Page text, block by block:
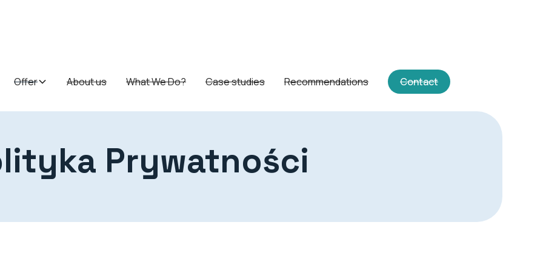
Offer About us What We Do? Case studies Recommendations Contact
Prywatności